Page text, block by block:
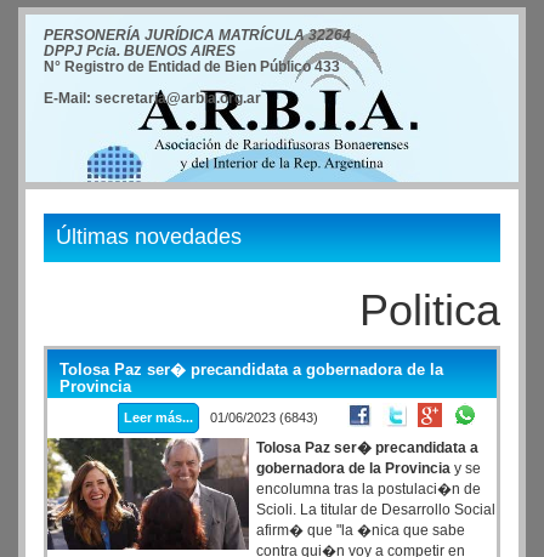
PERSONERÍA JURÍDICA MATRÍCULA 32264
DPPJ Pcia. BUENOS AIRES
N° Registro de Entidad de Bien Público 433
E-Mail: secretaria@arbia.org.ar
Últimas novedades
Politica
Tolosa Paz ser� precandidata a gobernadora de la
Provincia
Leer más... 01/06/2023 (6843)
Tolosa Paz ser� precandidata a
gobernadora de la Provincia y se
encolumna tras la postulaci�n de
Scioli. La titular de Desarrollo Social
afirm� que "la �nica que sabe
contra qui�n voy a competir en